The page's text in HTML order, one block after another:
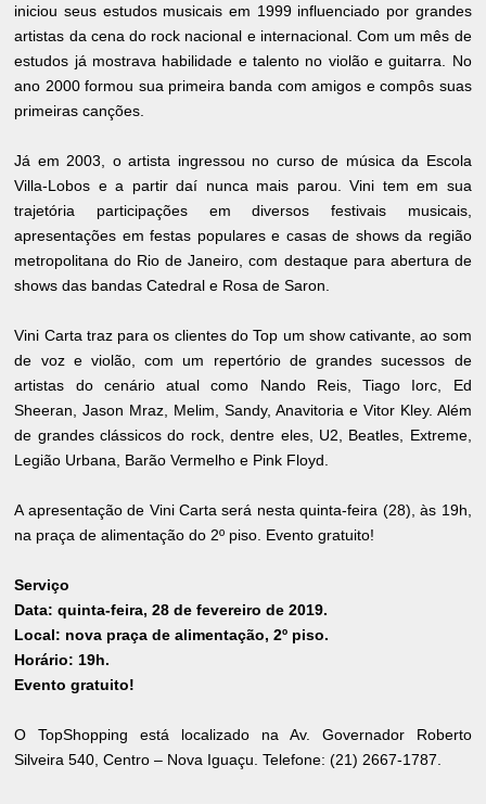
iniciou seus estudos musicais em 1999 influenciado por grandes
artistas da cena do rock nacional e internacional. Com um mês de
estudos já mostrava habilidade e talento no violão e guitarra. No
ano 2000 formou sua primeira banda com amigos e compôs suas
primeiras canções.
Já em 2003, o artista ingressou no curso de música da Escola
Villa-Lobos e a partir daí nunca mais parou. Vini tem em sua
trajetória participações em diversos festivais musicais,
apresentações em festas populares e casas de shows da região
metropolitana do Rio de Janeiro, com destaque para abertura de
shows das bandas Catedral e Rosa de Saron.
Vini Carta traz para os clientes do Top um show cativante, ao som
de voz e violão, com um repertório de grandes sucessos de
artistas do cenário atual como Nando Reis, Tiago Iorc, Ed
Sheeran, Jason Mraz, Melim, Sandy, Anavitoria e Vitor Kley. Além
de grandes clássicos do rock, dentre eles, U2, Beatles, Extreme,
Legião Urbana, Barão Vermelho e Pink Floyd.
A apresentação de Vini Carta será nesta quinta-feira (28), às 19h,
na praça de alimentação do 2º piso. Evento gratuito!
Serviço
Data: quinta-feira, 28 de fevereiro de 2019.
Local: nova praça de alimentação, 2º piso.
Horário: 19h.
Evento gratuito!
O TopShopping está localizado na Av. Governador Roberto
Silveira 540, Centro – Nova Iguaçu. Telefone: (21) 2667-1787.